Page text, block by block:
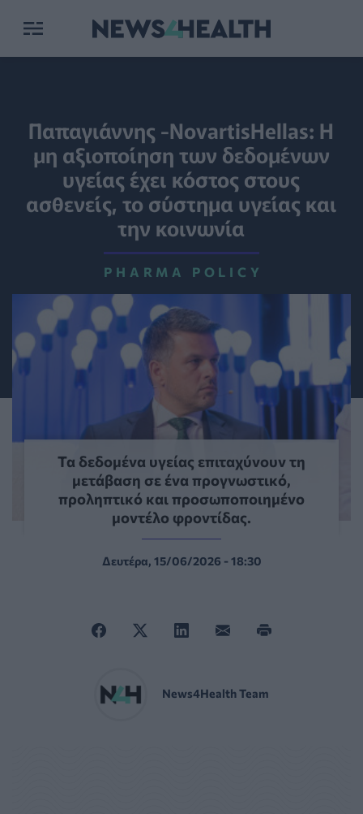
Παπαγιάννης -NovartisHellas: Η
μη αξιοποίηση των δεδομένων
υγείας έχει κόστος στους
ασθενείς, το σύστημα υγείας και
την κοινωνία
PHARMA POLICY
Τα δεδομένα υγείας επιταχύνουν τη
μετάβαση σε ένα προγνωστικό,
προληπτικό και προσωποποιημένο
μοντέλο φροντίδας.
Δευτέρα, 15/06/2026 - 18:30
News4Health Team